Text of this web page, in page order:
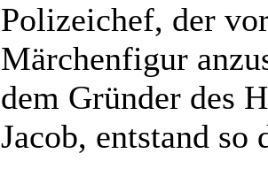
Polizeichef, der
Märchenfigur
dem Gründer des
Jacob, entstand so